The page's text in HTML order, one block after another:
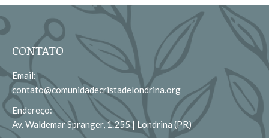
CONTATO
Email:
contato@comunidadecristadelondrina.org
Endereço:
Av. Waldemar Spranger, 1.255 | Londrina (PR)